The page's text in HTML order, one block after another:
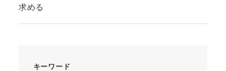
求める
キーワード